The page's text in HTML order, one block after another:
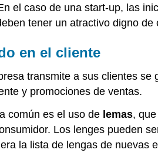
el caso de una start-up, las
tener un atractivo digno
en el cliente
transmite a sus clientes
y promociones de ventas.
común es el uso de lemas,
Los lenges pueden
la lista de lengas de nuevas